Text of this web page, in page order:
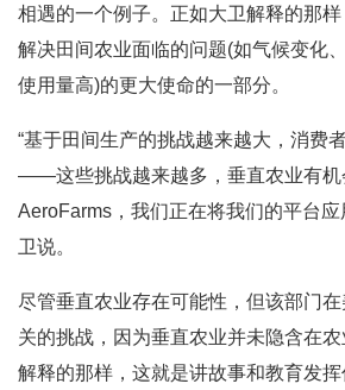
相遇的一个例子。正如大卫解释的那
解决田间农业面临的问题(如气候变化
使用量高)的更大使命的一部分。
“基于田间生产的挑战越来越大，消费
——这些挑战越来越多，垂直农业有机
AeroFarms，我们正在将我们的平台应
卫说。
尽管垂直农业存在可能性，但该部门
关的挑战，因为垂直农业并未隐含在
解释的那样，这就是讲故事和教育发挥